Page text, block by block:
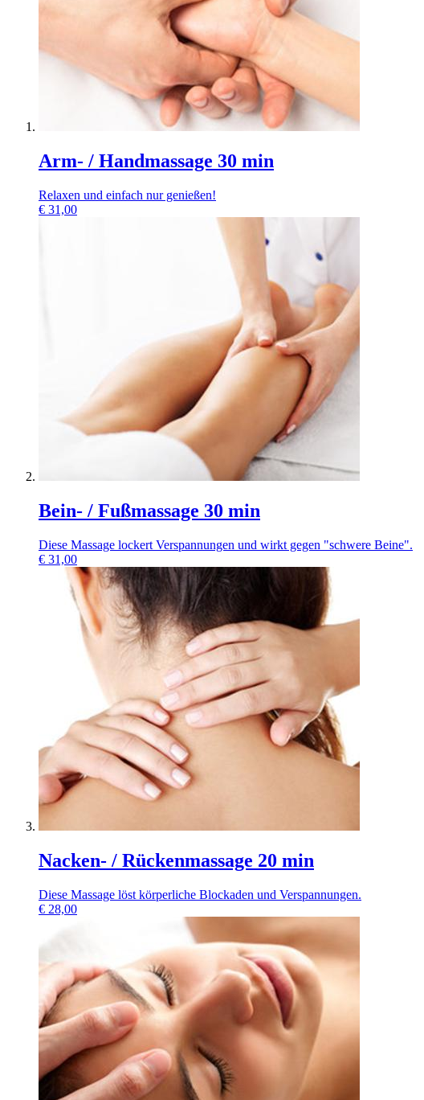
Arm- / Handmassage 30 min
Relaxen und einfach nur genießen!
€ 31,00
Bein- / Fußmassage 30 min
Diese Massage lockert Verspannungen und wirkt gegen "schwere Beine".
€ 31,00
Nacken- / Rückenmassage 20 min
Diese Massage löst körperliche Blockaden und Verspannungen.
€ 28,00